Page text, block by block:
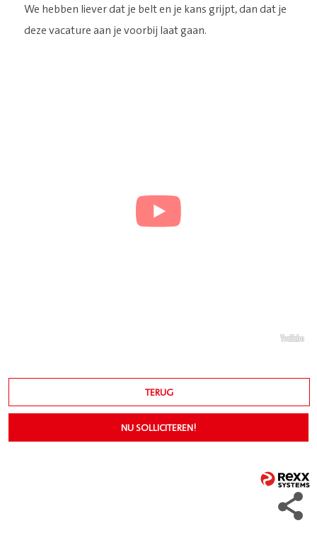
We hebben liever dat je belt en je kans grijpt, dan dat je
deze vacature aan je voorbij laat gaan.
TERUG
NU SOLLICITEREN!